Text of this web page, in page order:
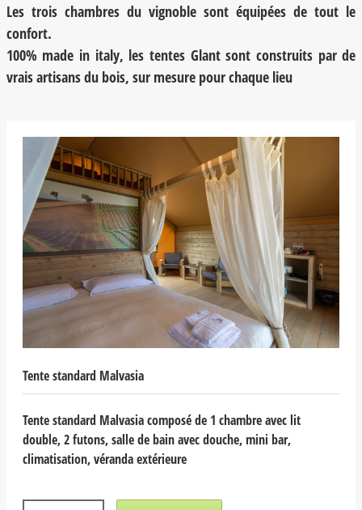
Les trois chambres du vignoble sont équipées de tout le
confort.
100% made in italy, les tentes Glant sont construits par de
vrais artisans du bois, sur mesure pour chaque lieu
Tente standard Malvasia
Tente standard Malvasia composé de 1 chambre avec lit
double, 2 futons, salle de bain avec douche, mini bar,
climatisation, véranda extérieure